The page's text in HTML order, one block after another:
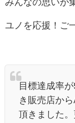
みんなの思いが
ユノを応援！ご
目標達成率
き販売店か
頂きました